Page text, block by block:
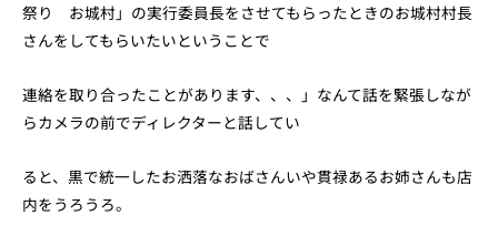
祭り お城村」の実行委員長をさせてもらったときのお城村村長
さんをしてもらいたいということで
連絡を取り合ったことがあります、、、」なんて話を緊張しなが
らカメラの前でディレクターと話してい
ると、黒で統一したお洒落なおばさんいや貫禄あるお姉さんも店
内をうろうろ。